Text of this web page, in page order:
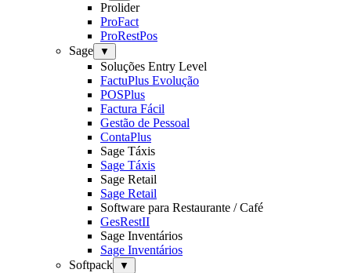
Prolider
ProFact
ProRestPos
Sage
▼
Soluções Entry Level
FactuPlus Evolução
POSPlus
Factura Fácil
Gestão de Pessoal
ContaPlus
Sage Táxis
Sage Táxis
Sage Retail
Sage Retail
Software para Restaurante / Café
GesRestII
Sage Inventários
Sage Inventários
Softpack
▼